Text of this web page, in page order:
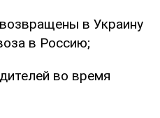
в Украину
в Россию;
во время